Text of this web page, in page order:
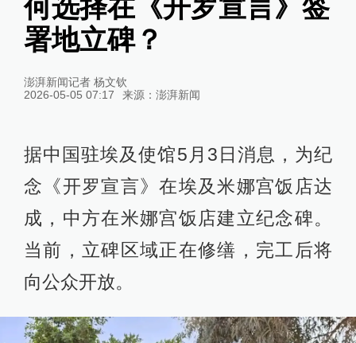
何选择在《开罗宣言》签
署地立碑？
澎湃新闻记者 杨文钦
2026-05-05 07:17
来源： 澎湃新闻
据中国驻埃及使馆5月3日消息，为纪
念《开罗宣言》在埃及米娜宫饭店达
成，中方在米娜宫饭店建立纪念碑。
当前，立碑区域正在修缮，完工后将
向公众开放。